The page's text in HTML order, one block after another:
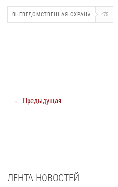
ВНЕВЕДОМСТВЕННАЯ ОХРАНА 475
← Предыдущая
ЛЕНТА НОВОСТЕЙ